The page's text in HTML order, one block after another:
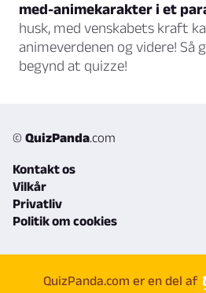
med-animekarakter i et
husk, med venskabets kraft
animeverdenen og videre! Så
begynd at quizze!
© QuizPanda.com
Kontakt os
Vilkår
Privatliv
Politik om cookies
QuizPanda.com er en del af